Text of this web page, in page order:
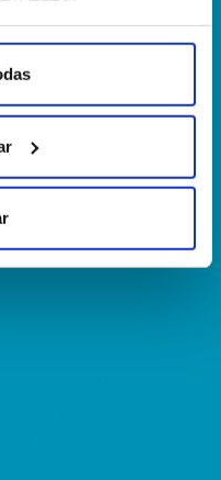
Griñón MADRID